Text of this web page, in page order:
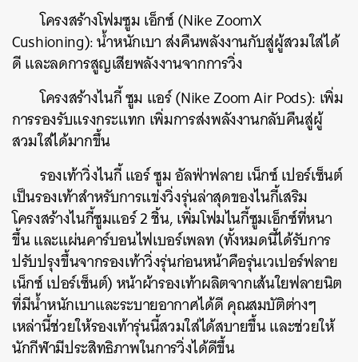
โครงสร้างโฟมซูม เอ็กซ์ (Nike ZoomX
Cushioning): น้ำหนักเบา ส่งคืนพลังงานกับสู่ผู้สวมใส่ได้
ดี และลดการสูญเสียพลังงานจากการวิ่ง
โครงสร้างไนกี้ ซูม แอร์ (Nike Zoom Air Pods): เพิ่ม
การรองรับแรงกระแทก เพิ่มการส่งพลังงานกลับคืนสู่ผู้
สวมใส่ได้มากขึ้น
รองเท้าวิ่งไนกี้ แอร์ ซูม อัลฟ่าฟลาย เน็กซ์ เปอร์เซ็นต์
เป็นรองเท้าสำหรับการแข่งวิ่งรุ่นล่าสุดของไนกี้เสริม
โครงสร้างไนกี้ซูมแอร์ 2 ชิ้น, เพิ่มโฟมไนกี้ซูมเอ็กซ์ที่หนา
ขึ้น และแผ่นคาร์บอนไฟเบอร์เพลท (ทั้งหมดนี้ได้รับการ
ปรับปรุงขึ้นจากรองเท้าวิ่งรุ่นก่อนหน้าคือรุ่นเวเปอร์ฟลาย
เน็กซ์ เปอร์เซ็นต์) หน้าผ้ารองเท้าผลิตจากเส้นใยฟลายนิต
ที่มีน้ำหนักเบาและระบายอากาศได้ดี คุณสมบัติต่างๆ
เหล่านี้ช่วยให้รองเท้ารุ่นนี้สวมใส่ได้สบายขึ้น และช่วยให้
นักกีฬามีประสิทธิภาพในการวิ่งได้ดีขึ้น
ค้นหา
SHARE TWEET LINE EMAIL